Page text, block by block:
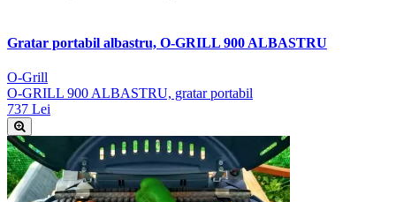
Gratar portabil albastru, O-GRILL 900 ALBASTRU
O-Grill
O-GRILL 900 ALBASTRU, gratar portabil
737 Lei